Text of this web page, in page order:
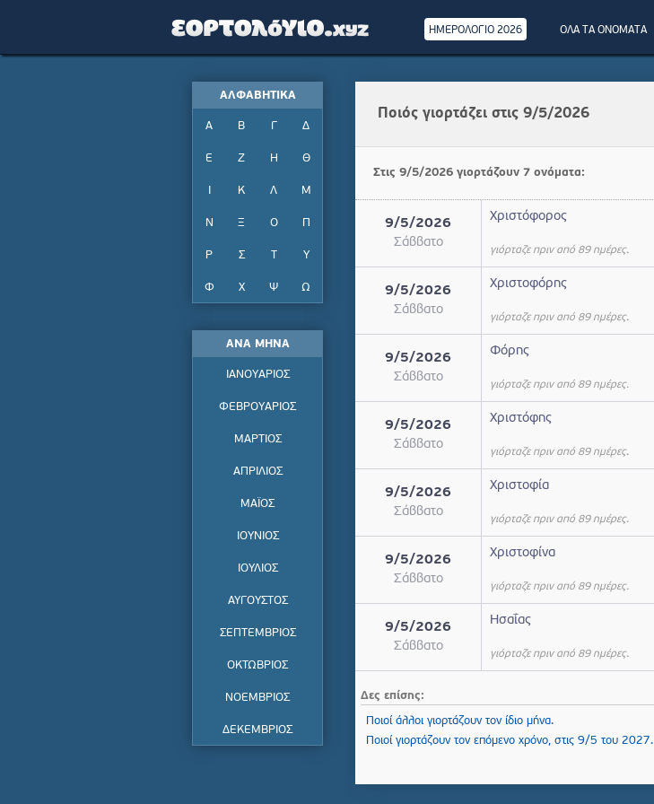
ΗΜΕΡΟΛΟΓΙΟ 2026 ΟΛΑ ΤΑ ΟΝΟΜΑΤΑ
ΑΛΦΑΒΗΤΙΚΑ
Α Β Γ Δ
Ε Ζ Η Θ
Κ Λ Μ
Ν Ξ Ο Π
Ρ Σ Τ Υ
Φ Χ Ψ Ω
ΑΝΑ ΜΗΝΑ
ΙΑΝΟΥΑΡΙΟΣ
ΦΕΒΡΟΥΑΡΙΟΣ
ΜΑΡΤΙΟΣ
ΑΠΡΙΛΙΟΣ
ΜΑΪΟΣ
ΙΟΥΝΙΟΣ
ΙΟΥΛΙΟΣ
ΑΥΓΟΥΣΤΟΣ
ΣΕΠΤΕΜΒΡΙΟΣ
ΟΚΤΩΒΡΙΟΣ
ΝΟΕΜΒΡΙΟΣ
ΔΕΚΕΜΒΡΙΟΣ
Ποιός γιορτάζει στις 9/5/2026
Στις 9/5/2026 γιορτάζουν 7 ονόματα:
9/5/2026
Σάββατο
Χριστόφορος
γιόρταζε πριν από 89 ημέρες.
9/5/2026
Σάββατο
Χριστοφόρης
γιόρταζε πριν από 89 ημέρες.
9/5/2026
Σάββατο
Φόρης
γιόρταζε πριν από 89 ημέρες.
9/5/2026
Σάββατο
Χριστόφης
γιόρταζε πριν από 89 ημέρες.
9/5/2026
Σάββατο
Χριστοφία
γιόρταζε πριν από 89 ημέρες.
9/5/2026
Σάββατο
Χριστοφίνα
γιόρταζε πριν από 89 ημέρες.
9/5/2026
Σάββατο
Ησαΐας
γιόρταζε πριν από 89 ημέρες.
Δες επίσης:
Ποιοί άλλοι γιορτάζουν τον ίδιο μήνα.
Ποιοί γιορτάζουν τον επόμενο χρόνο, στις 9/5 του 2027.